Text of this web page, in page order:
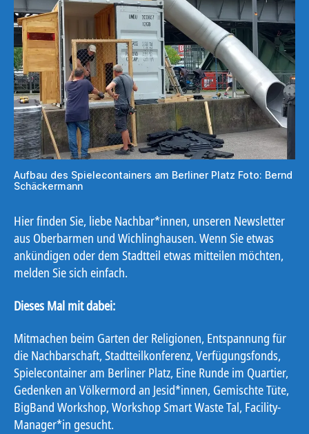
Aufbau des Spielecontainers am Berliner Platz Foto: Bernd
Schäckermann
Hier finden Sie, liebe Nachbar*innen, unseren Newsletter
aus Oberbarmen und Wichlinghausen. Wenn Sie etwas
ankündigen oder dem Stadtteil etwas mitteilen möchten,
melden Sie sich einfach.
Dieses Mal mit dabei:
Mitmachen beim Garten der Religionen, Entspannung für
die Nachbarschaft, Stadtteilkonferenz, Verfügungsfonds,
Spielecontainer am Berliner Platz, Eine Runde im Quartier,
Gedenken an Völkermord an Jesid*innen, Gemischte Tüte,
BigBand Workshop, Workshop Smart Waste Tal, Facility-
Manager*in gesucht.